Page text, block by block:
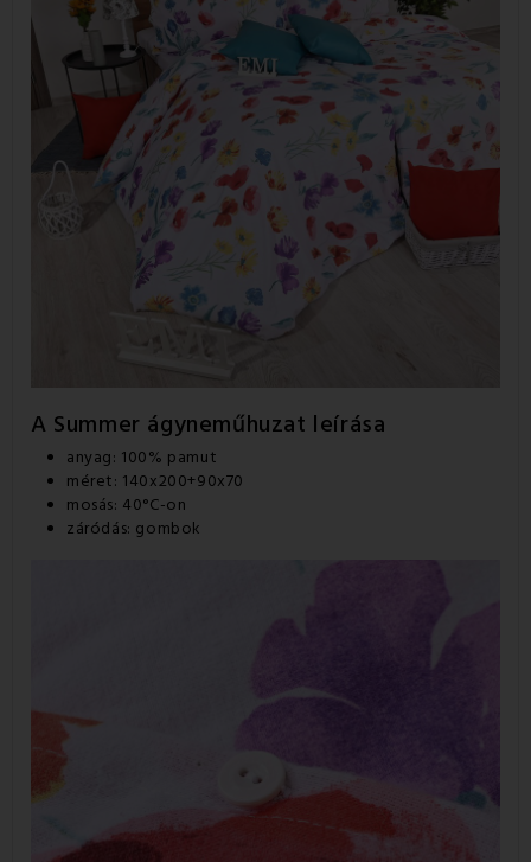
A Summer ágyneműhuzat leírása
anyag: 100% pamut
méret: 140x200+90x70
mosás: 40°C-on
záródás: gombok